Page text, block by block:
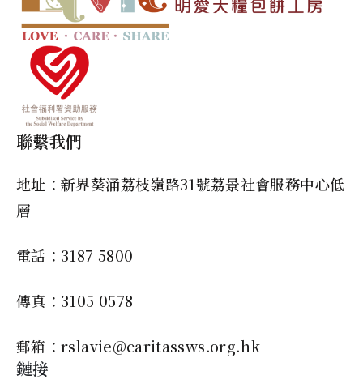
聯繫我們
地址：新界葵涌荔枝嶺路31號荔景社會服務中心低
層
電話：3187 5800
傳真：3105 0578
郵箱：rslavie@caritassws.org.hk
鏈接